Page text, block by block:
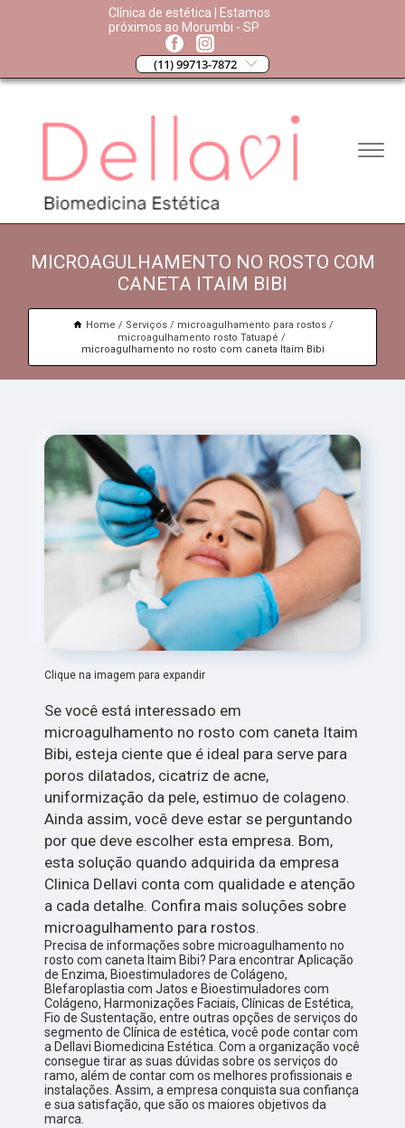
Clínica de estética | Estamos
próximos ao Morumbi - SP
(11) 99713-7872
MICROAGULHAMENTO NO ROSTO COM
CANETA ITAIM BIBI
Home Serviços
microagulhamento para rostos
microagulhamento rosto Tatuapé
microagulhamento no rosto com caneta Itaim Bibi
Clique na imagem para expandir
Se você está interessado em
microagulhamento no rosto com caneta Itaim
Bibi, esteja ciente que é ideal para serve para
poros dilatados, cicatriz de acne,
uniformização da pele, estimuo de colageno.
Ainda assim, você deve estar se perguntando
por que deve escolher esta empresa. Bom,
esta solução quando adquirida da empresa
Clinica Dellavi conta com qualidade e atenção
a cada detalhe. Confira mais soluções sobre
microagulhamento para rostos.
Precisa de informações sobre microagulhamento no
rosto com caneta Itaim Bibi? Para encontrar Aplicação
de Enzima, Bioestimuladores de Colágeno,
Blefaroplastia com Jatos e Bioestimuladores com
Colágeno, Harmonizações Faciais, Clínicas de Estética,
Fio de Sustentação, entre outras opções de serviços do
segmento de Clínica de estética, você pode contar com
a Dellavi Biomedicina Estética. Com a organização você
consegue tirar as suas dúvidas sobre os serviços do
ramo, além de contar com os melhores profissionais e
instalações. Assim, a empresa conquista sua confiança
e sua satisfação, que são os maiores objetivos da
marca.